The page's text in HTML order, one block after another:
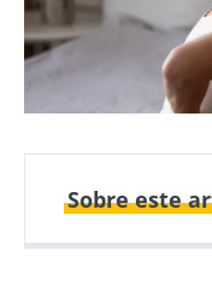
Sobre este